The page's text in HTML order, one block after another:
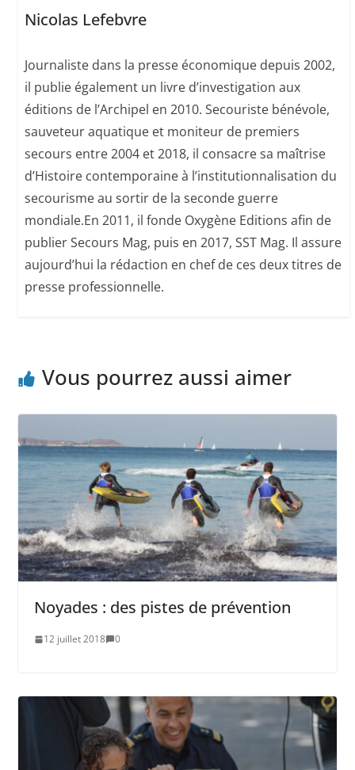
Nicolas Lefebvre
Journaliste dans la presse économique depuis 2002,
il publie également un livre d’investigation aux
éditions de l’Archipel en 2010. Secouriste bénévole,
sauveteur aquatique et moniteur de premiers
secours entre 2004 et 2018, il consacre sa maîtrise
d’Histoire contemporaine à l’institutionnalisation du
secourisme au sortir de la seconde guerre
mondiale.En 2011, il fonde Oxygène Editions afin de
publier Secours Mag, puis en 2017, SST Mag. Il assure
aujourd’hui la rédaction en chef de ces deux titres de
presse professionnelle.
Vous pourrez aussi aimer
Noyades : des pistes de prévention
12 juillet 2018 0